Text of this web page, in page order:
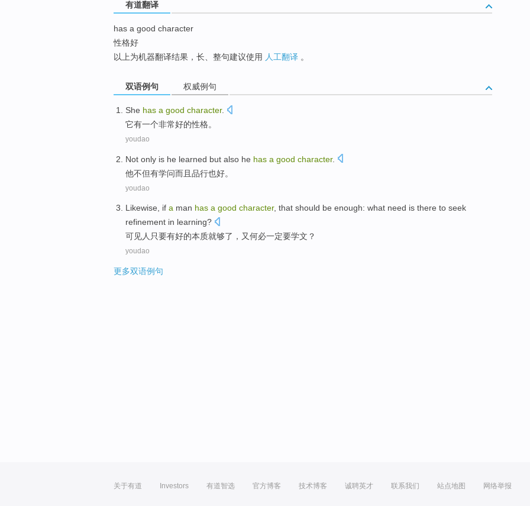
有道翻译
has a good character
性格好
以上为机器翻译结果，长、整句建议使用 人工翻译 。
双语例句 权威例句
She has a good character.
它有一个非常好的性格。
youdao
Not only is he learned but also he has a good character.
他不但有学问而且 品行也好。
youdao
Likewise, if a man has a good character, that should be enough: what need is there to seek
refinement in learning?
可见人只要有好的本质就够了 ，又何必一定要学文 ？
youdao
更多双语例句
关于有道 Investors 有道智选 官方博客 技术博客 诚聘英才 联系我们 站点地图 网络举报